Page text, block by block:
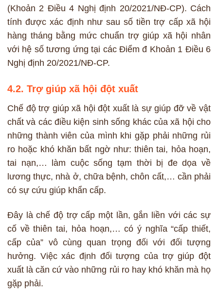
(Khoản 2 Điều 4 Nghị định 20/2021/NĐ-CP). Cách
tính được xác định như sau số tiền trợ cấp xã hội
hàng tháng bằng mức chuẩn trợ giúp xã hội nhân
với hệ số tương ứng tại các Điểm đ Khoản 1 Điều 6
Nghị định 20/2021/NĐ-CP.
4.2. Trợ giúp xã hội đột xuất
Chế độ trợ giúp xã hội đột xuất là sự giúp đỡ về vật
chất và các điều kiện sinh sống khác của xã hội cho
những thành viên của mình khi gặp phải những rủi
ro hoặc khó khăn bất ngờ như: thiên tai, hỏa hoạn,
tai nạn,… làm cuộc sống tạm thời bị đe dọa về
lương thực, nhà ở, chữa bệnh, chôn cất,… cần phải
có sự cứu giúp khẩn cấp.
Đây là chế độ trợ cấp một lần, gắn liền với các sự
cố về thiên tai, hỏa hoạn,… có ý nghĩa “cấp thiết,
cấp của” vô cùng quan trọng đối với đối tượng
hưởng. Việc xác định đối tượng của trợ giúp đột
xuất là căn cứ vào những rủi ro hay khó khăn mà họ
gặp phải.